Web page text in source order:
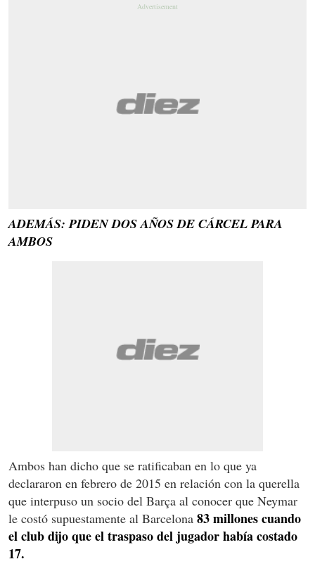
ADEMÁS: PIDEN DOS AÑOS DE CÁRCEL PARA
AMBOS
Ambos han dicho que se ratificaban en lo que ya
declararon en febrero de 2015 en relación con la querella
que interpuso un socio del Barça al conocer que Neymar
le costó supuestamente al Barcelona 83 millones cuando
el club dijo que el traspaso del jugador había costado
17.